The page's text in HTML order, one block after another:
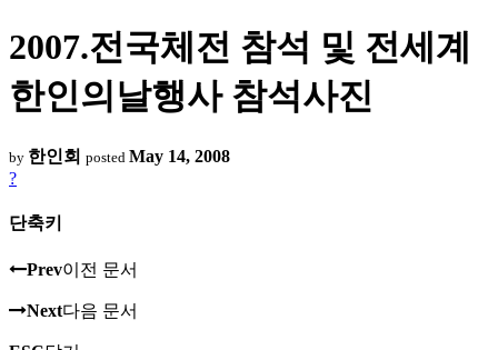
2007.전국체전 참석 및 전세계
한인의날행사 참석사진
by 한인회 posted May 14, 2008
?
단축키
Prev이전 문서
Next다음 문서